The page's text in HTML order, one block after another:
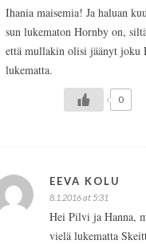
Ihania maisemia! Ja haluan
sun lukematon Hornby on,
että mullakin olisi jäänyt joku
lukematta.
0
EEVA KOLU
8.1.2016 at 5:31
Hei Pilvi ja Hanna,
vielä lukematta